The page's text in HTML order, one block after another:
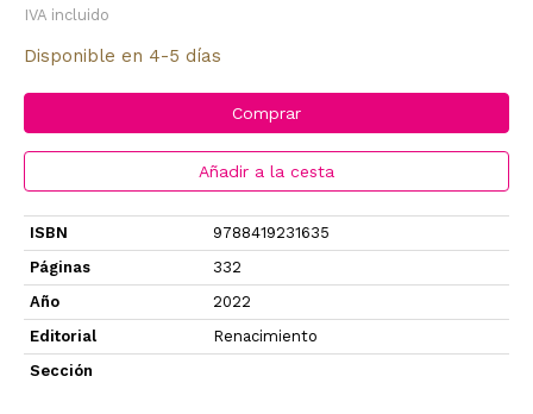
IVA incluido
Disponible en 4-5 días
Comprar
Añadir a la cesta
ISBN
9788419231635
Páginas
332
Año
2022
Editorial
Renacimiento
Sección